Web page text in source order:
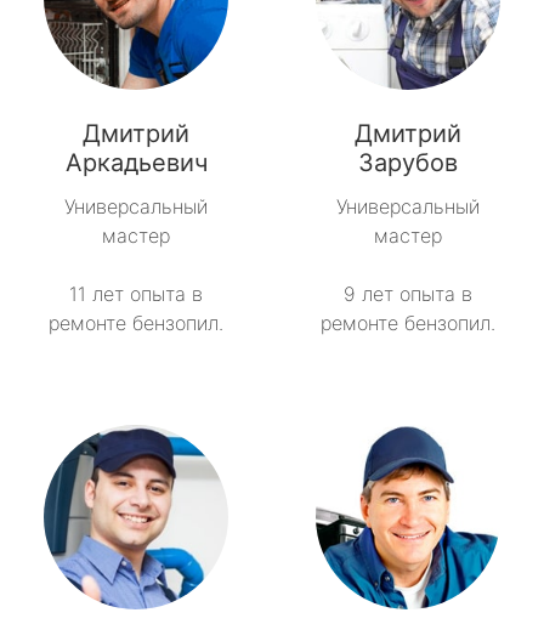
Дмитрий
Аркадьевич
Универсальный
мастер
11 лет опыта в
ремонте бензопил.
Дмитрий
Зарубов
Универсальный
мастер
9 лет опыта в
ремонте бензопил.